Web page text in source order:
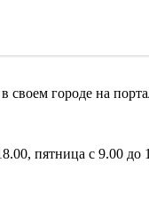
своем городе на
пятница с 9.00